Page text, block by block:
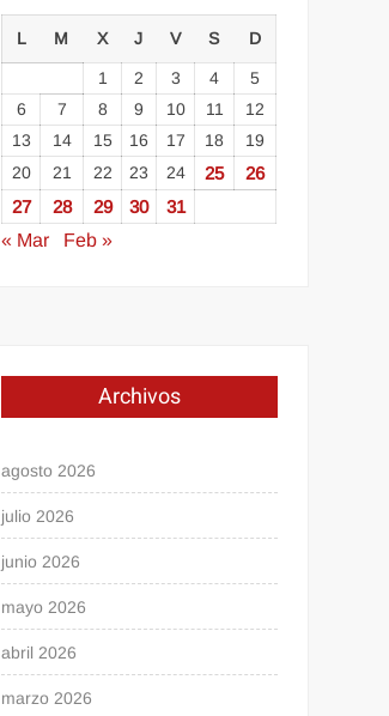
L M X J V S D
1 2 3 4
5
6
7 8 9 10 11
12
13
14 15 16 17 18
19
20
21 22 23 24 25
26
27
28 29 30
31
« Mar
Feb »
Archivos
agosto 2026
julio 2026
junio 2026
mayo 2026
abril 2026
marzo 2026